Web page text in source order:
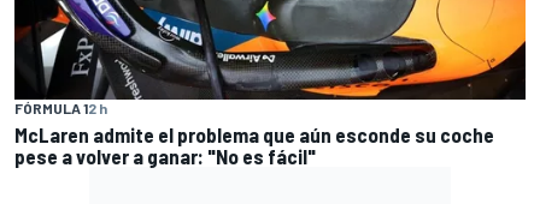
FÓRMULA 12 h
McLaren admite el problema que aún esconde su coche
pese a volver a ganar: "No es fácil"